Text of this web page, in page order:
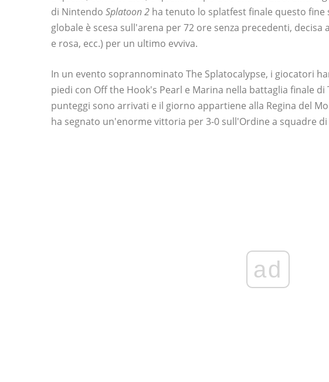
di Nintendo Splatoon 2 ha tenuto lo splatfest finale questo
globale è scesa sull'arena per 72 ore senza precedenti,
e rosa, ecc.) per un ultimo evviva.
In un evento soprannominato The Splatocalypse, i giocatori
piedi con Off the Hook's Pearl e Marina nella battaglia finale di
punteggi sono arrivati ​​e il giorno appartiene alla Regina del
ha segnato un'enorme vittoria per 3-0 sull'Ordine a squadre
ad